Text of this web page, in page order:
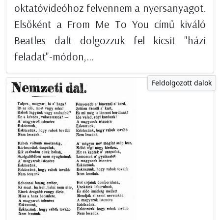
oktatóvideóhoz felvennem a nyersanyagot.
Elsőként a From Me To You című kiváló
Beatles dalt dolgozzuk fel kicsit "házi
feladat"-módon,...
Feldolgozott dalok